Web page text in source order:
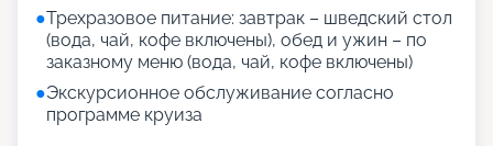
●Трехразовое питание: завтрак – шведский стол
(вода, чай, кофе включены), обед и ужин – по
заказному меню (вода, чай, кофе включены)
●Экскурсионное обслуживание согласно
программе круиза